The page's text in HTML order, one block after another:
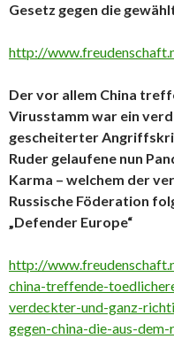
Gesetz gegen die
http://
Der vor allem China
Virusstamm war ein
gescheiterter
Ruder gelaufene nun
Karma – welchem der
Russische Föderation
„Defender Europe“
http://
china-treffende-
verdeckter-und-ganz-
gegen-china-die-aus-